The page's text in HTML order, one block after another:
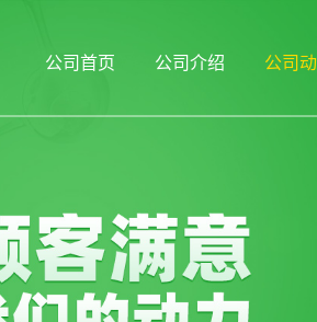
公司首页 公司介绍 公司